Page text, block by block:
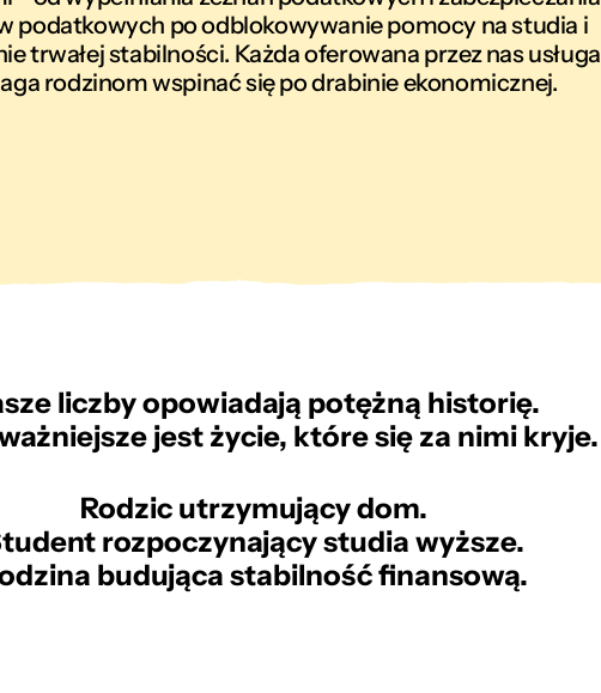
podatkowych po odblokowywanie pomocy na studia i
trwałej stabilności. Każda oferowana przez nas usługa
rodzinom wspinać się po drabinie ekonomicznej.
liczby opowiadają potężną historię.
jest życie, które się za nimi kryje.
Rodzic utrzymujący dom.
rozpoczynający studia wyższe.
budująca stabilność finansową.